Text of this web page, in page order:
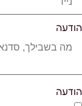
הודעה
הודעה